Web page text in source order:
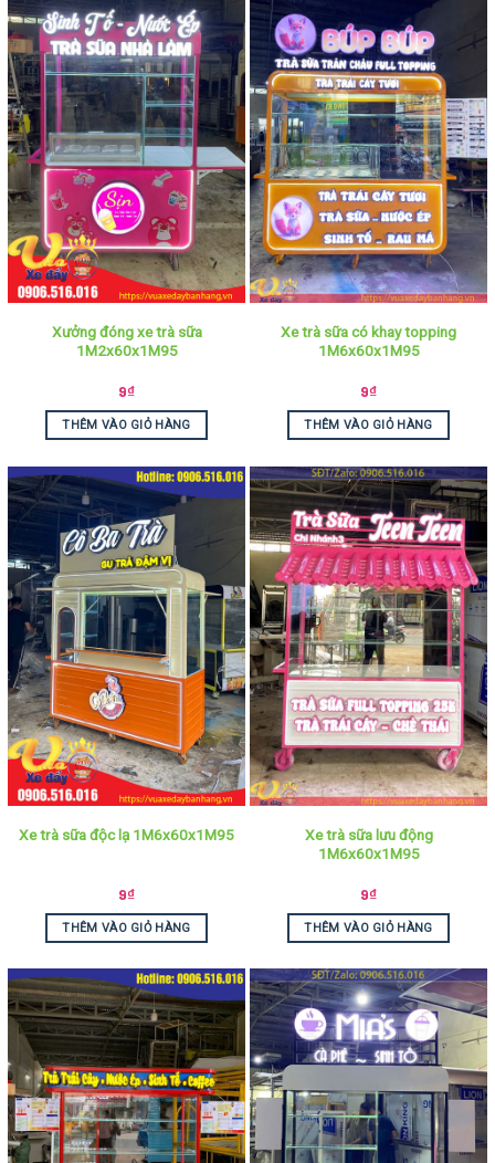
Xưởng đóng xe trà sữa
1M2x60x1M95
9₫
THÊM VÀO GIỎ HÀNG
Xe trà sữa có khay topping
1M6x60x1M95
9₫
THÊM VÀO GIỎ HÀNG
Xe trà sữa độc lạ 1M6x60x1M95
9₫
THÊM VÀO GIỎ HÀNG
Xe trà sữa lưu động
1M6x60x1M95
9₫
THÊM VÀO GIỎ HÀNG